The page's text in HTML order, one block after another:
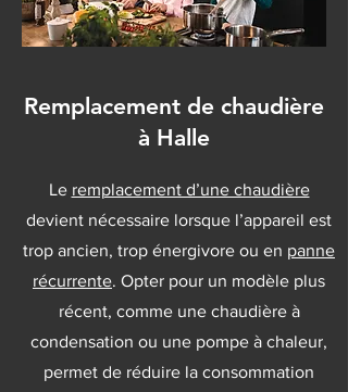
Remplacement de chaudière
à Halle
Le remplacement d’une chaudière
devient nécessaire lorsque l’appareil est
trop ancien, trop énergivore ou en panne
récurrente. Opter pour un modèle plus
récent, comme une chaudière à
condensation ou une pompe à chaleur,
permet de réduire la consommation